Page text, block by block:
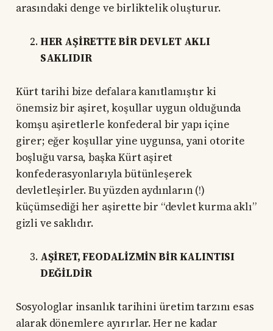
arasındaki denge ve birliktelik oluşturur.
HER AŞİRETTE BİR DEVLET AKLI
SAKLIDIR
Kürt tarihi bize defalara kanıtlamıştır ki
önemsiz bir aşiret, koşullar uygun olduğunda
komşu aşiretlerle konfederal bir yapı içine
girer; eğer koşullar yine uygunsa, yani otorite
boşluğu varsa, başka Kürt aşiret
konfederasyonlarıyla bütünleşerek
devletleşirler. Bu yüzden aydınların (!)
küçümsediği her aşirette bir “devlet kurma aklı”
gizli ve saklıdır.
AŞİRET, FEODALİZMİN BİR KALINTISI
DEĞİLDİR
Sosyologlar insanlık tarihini üretim tarzını esas
alarak dönemlere ayırırlar. Her ne kadar